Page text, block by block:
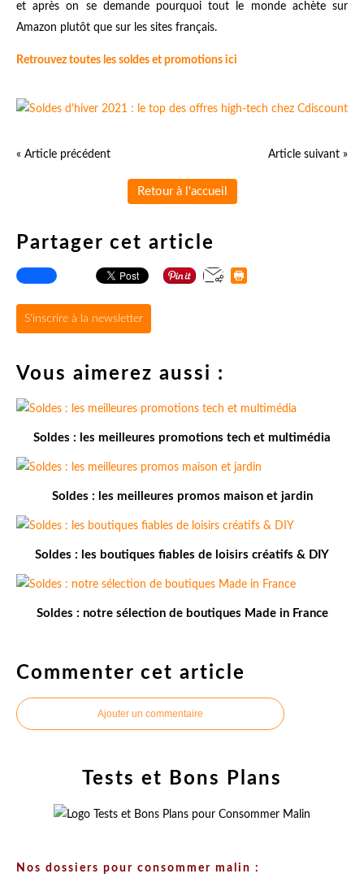
et après on se demande pourquoi tout le monde achète sur
Amazon plutôt que sur les sites français.
Retrouvez toutes les soldes et promotions ici
« Article précédent Article suivant »
Retour à l'accueil
Partager cet article
S'inscrire à la newsletter
Vous aimerez aussi :
Soldes : les meilleures promotions tech et multimédia
Soldes : les meilleures promos maison et jardin
Soldes : les boutiques fiables de loisirs créatifs & DIY
Soldes : notre sélection de boutiques Made in France
Commenter cet article
Ajouter un commentaire
Tests et Bons Plans
Nos dossiers pour consommer malin :